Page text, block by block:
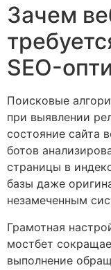
Зачем
SEO-
Поисковые
при выявлении
состояние сайта
ботов
страницы в
базы даже
незамеченным
Грамотная
мостбет
выполнение